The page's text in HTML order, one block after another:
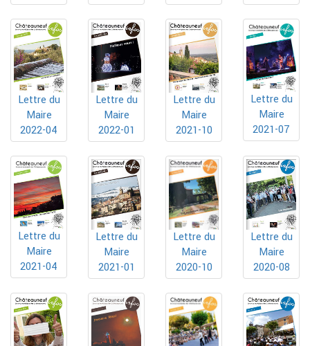
Lettre du
Maire
2022-04
Lettre du
Maire
2022-01
Lettre du
Maire
2021-10
Lettre du
Maire
2021-07
Lettre du
Maire
2021-04
Lettre du
Maire
2021-01
Lettre du
Maire
2020-10
Lettre du
Maire
2020-08